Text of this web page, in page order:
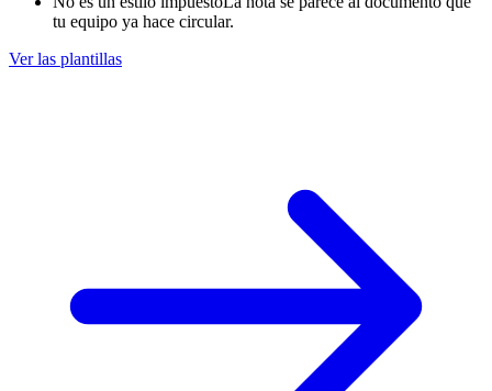
El notetaker entró desde el calendario
tu equipo ya hace circular.
Ver las plantillas